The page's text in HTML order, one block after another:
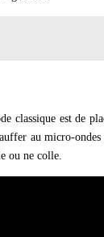
est de
au micro-
ou ne colle.